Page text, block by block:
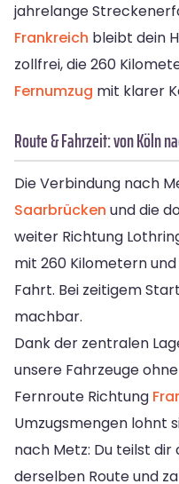
jahrelange
Frankreich bleibt dein
zollfrei, die 260
Fernumzug mit klarer
Route & Fahrzeit: von Köln
Die Verbindung nach
Saarbrücken und die
weiter Richtung
mit 260 Kilometern
Fahrt. Bei zeitigem
machbar.
Dank der zentralen
unsere Fahrzeuge
Fernroute Richtung
Umzugsmengen lohnt
nach Metz: Du teilst dir
derselben Route und